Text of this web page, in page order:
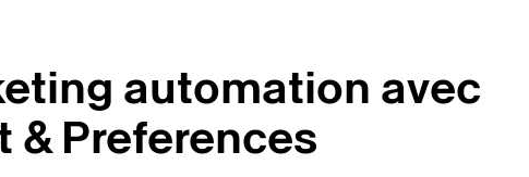
automation avec
& Preferences